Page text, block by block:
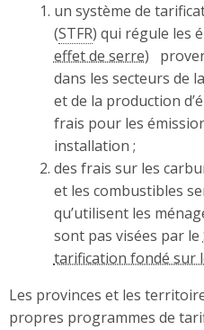
un système de
(STFR) qui régule les
dans les secteurs de
et de la production
frais pour les
installation ;
des frais sur les
et les combustibles
qu’utilisent les
sont pas visées par le
Les provinces et les
propres programmes de